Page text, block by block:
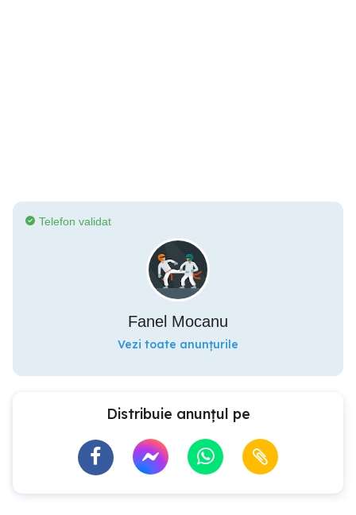
Telefon validat
Fanel Mocanu
Vezi toate anunțurile
Distribuie anunțul pe